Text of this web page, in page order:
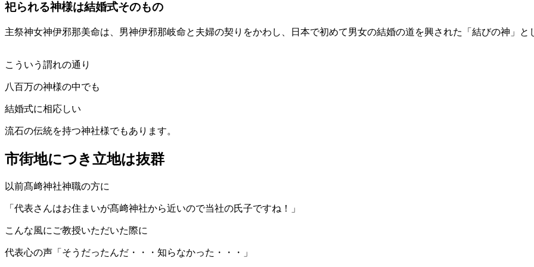
祀られる神様は結婚式そのもの
主祭神女神伊邪那美命は、男神伊邪那岐命と夫婦の契りをかわし、日本で初めて男女の結婚の道を興された「結びの神」と
こういう謂れの通り
八百万の神様の中でも
結婚式に相応しい
流石の伝統を持つ神社様でもあります。
市街地につき立地は抜群
以前髙﨑神社神職の方に
「代表さんはお住まいが髙﨑神社から近いので当社の氏子ですね！」
こんな風にご教授いただいた際に
代表心の声「そうだったんだ・・・知らなかった・・・」